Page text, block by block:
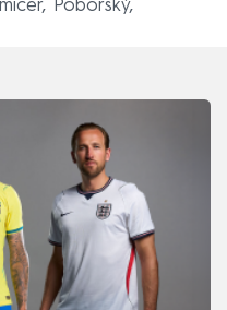
Poborský,